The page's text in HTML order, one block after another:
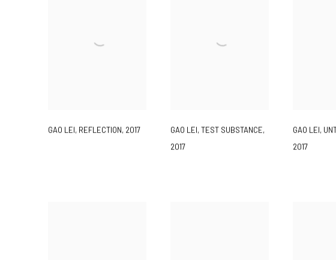
GAO LEI, REFLECTION, 2017 GAO LEI,TEST SUBSTANCE,
2017
GAO LEI,
2017